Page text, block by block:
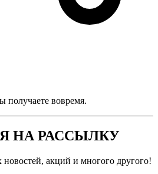
вовремя.
НА РАССЫЛКУ
новостей, акций и многого другого!